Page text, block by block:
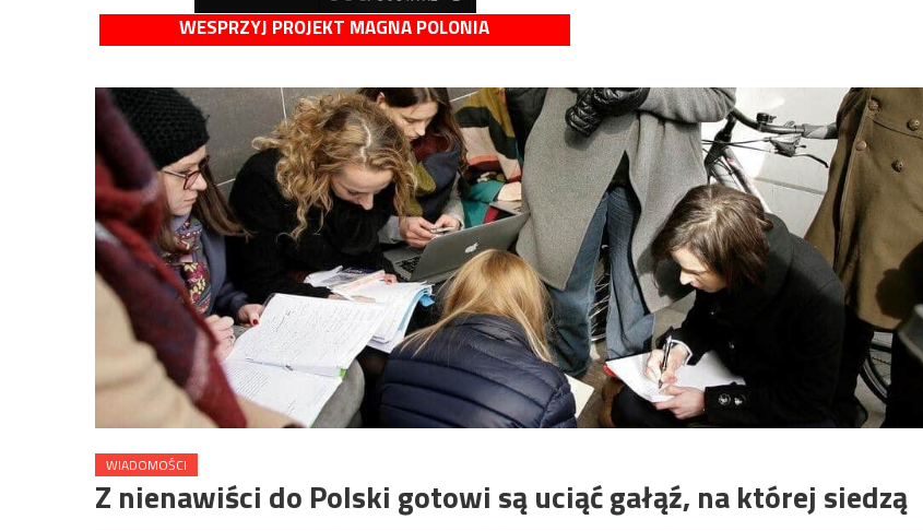
WESPRZYJ PROJEKT MAGNA POLONIA
WIADOMOŚCI
Z nienawiści do Polski gotowi są uciąć gałąź, na której siedzą